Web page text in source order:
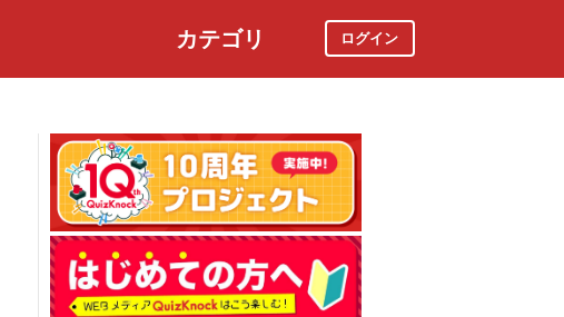
カテゴリ ログイン